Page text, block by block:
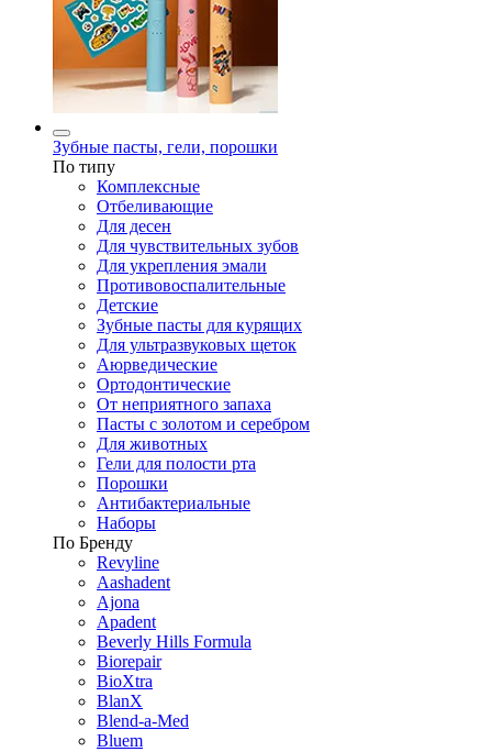
Зубные пасты, гели, порошки
По типу
Комплексные
Отбеливающие
Для десен
Для чувствительных зубов
Для укрепления эмали
Противовоспалительные
Детские
Зубные пасты для курящих
Для ультразвуковых щеток
Аюрведические
Ортодонтические
От неприятного запаха
Пасты с золотом и серебром
Для животных
Гели для полости рта
Порошки
Антибактериальные
Наборы
По Бренду
Revyline
Aashadent
Ajona
Apadent
Beverly Hills Formula
Biorepair
BioXtra
BlanX
Blend-a-Med
Bluem